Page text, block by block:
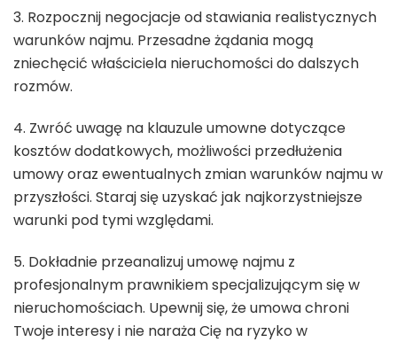
3. Rozpocznij negocjacje od stawiania realistycznych
warunków najmu. Przesadne żądania mogą
zniechęcić właściciela nieruchomości do dalszych
rozmów.
4. Zwróć uwagę na klauzule umowne dotyczące
kosztów dodatkowych, możliwości przedłużenia
umowy oraz ewentualnych zmian warunków najmu w
przyszłości. Staraj się uzyskać jak najkorzystniejsze
warunki pod tymi względami.
5. Dokładnie przeanalizuj umowę najmu z
profesjonalnym prawnikiem specjalizującym się w
nieruchomościach. Upewnij się, że umowa chroni
Twoje interesy i nie naraża Cię na ryzyko w